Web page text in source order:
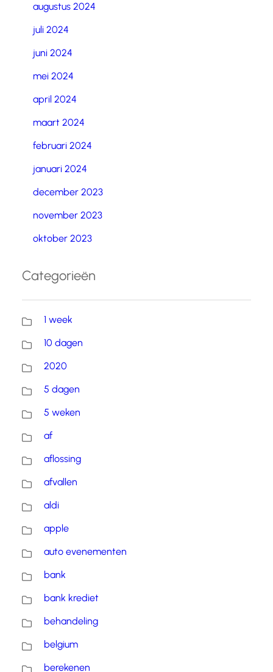
augustus 2024
juli 2024
juni 2024
mei 2024
april 2024
maart 2024
februari 2024
januari 2024
december 2023
november 2023
oktober 2023
Categorieën
1 week
10 dagen
2020
5 dagen
5 weken
af
aflossing
afvallen
aldi
apple
auto evenementen
bank
bank krediet
behandeling
belgium
berekenen